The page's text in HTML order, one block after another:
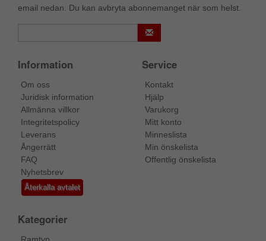
email nedan. Du kan avbryta abonnemanget när som helst.
Information
Om oss
Juridisk information
Allmänna villkor
Integritetspolicy
Leverans
Ångerrätt
FAQ
Nyhetsbrev
Återkalla avtalet
Service
Kontakt
Hjälp
Varukorg
Mitt konto
Minneslista
Min önskelista
Offentlig önskelista
Kategorier